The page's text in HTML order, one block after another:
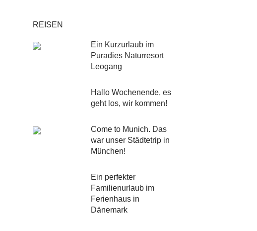
REISEN
Ein Kurzurlaub im
Puradies Naturresort
Leogang
Hallo Wochenende, es
geht los, wir kommen!
Come to Munich. Das
war unser Städtetrip in
München!
Ein perfekter
Familienurlaub im
Ferienhaus in
Dänemark